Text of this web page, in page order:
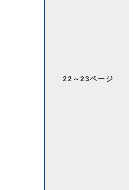
22～23ページ